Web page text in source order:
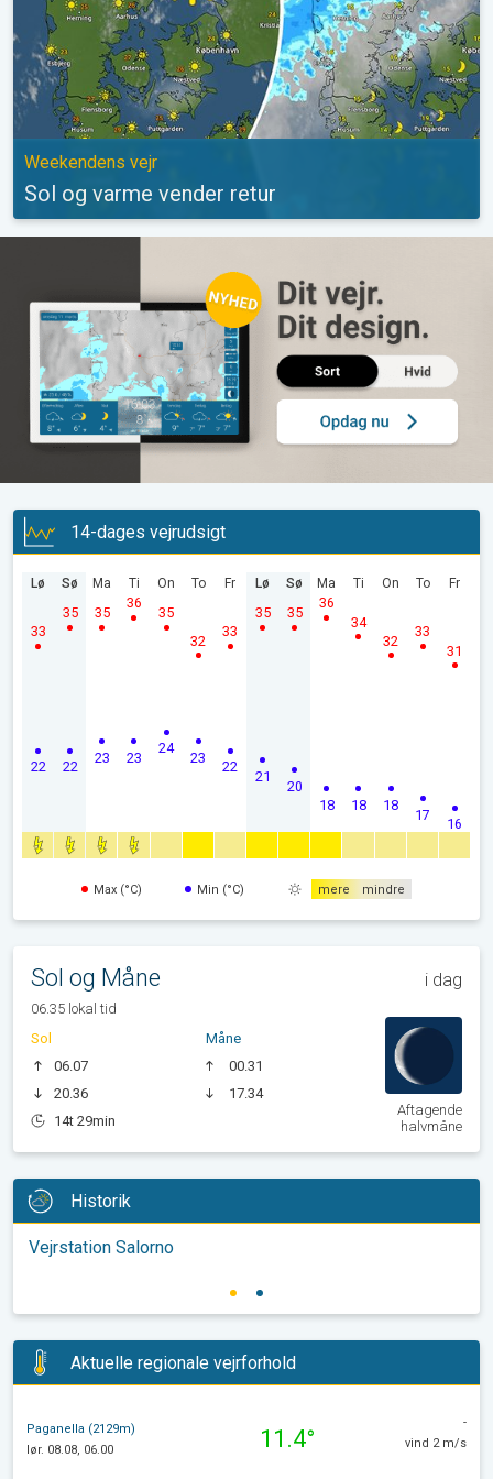
Weekendens vejr
Sol og varme vender retur
14-dages vejrudsigt
Lø
22
33
Sø
22
35
Ma
23
35
Ti
23
36
On
24
35
To
23
32
Fr
22
33
Lø
21
35
Sø
20
35
Ma
18
36
Ti
18
34
On
18
32
To
17
33
Fr
16
31
Max (°C) Min (°C) mere mindre
Sol og Måne i dag
06.35 lokal tid
Sol
06.07
20.36
14t 29min
Måne
00.31
17.34
Aftagende
halvmåne
Historik
Vejrstation Salorno
Aktuelle regionale vejrforhold
Paganella (2129m)
lør. 08.08, 06.00
11.4°
-
vind 2 m/s